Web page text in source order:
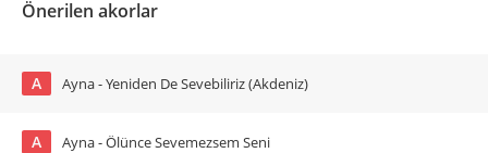
Önerilen akorlar
A Ayna - Yeniden De Sevebiliriz (Akdeniz)
A Ayna - Ölünce Sevemezsem Seni